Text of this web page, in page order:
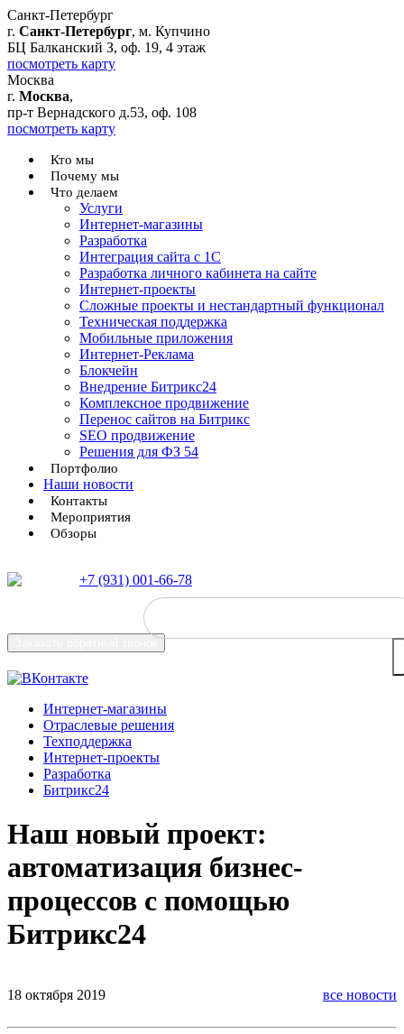
Санкт-Петербург
г. Санкт-Петербург, м. Купчино
БЦ Балканский З, оф. 19, 4 этаж
посмотреть карту
Москва
г. Москва,
пр-т Вернадского д.53, оф. 108
посмотреть карту
Кто мы
Почему мы
Что делаем
Услуги
Интернет-магазины
Разработка
Интеграция сайта с 1С
Разработка личного кабинета на сайте
Интернет-проекты
Сложные проекты и нестандартный функционал
Teхническая поддержка
Мобильные приложения
Интернет-Реклама
Блокчейн
Внедрение Битрикс24
Комплексное продвижение
Перенос сайтов на Битрикс
SEO продвижение
Решения для ФЗ 54
Портфолио
Наши новости
Контакты
Мероприятия
Обзоры
+7 (931) 001-66-78
Интернет-магазины
Отраслевые решения
Техподдержка
Интернет-проекты
Разработка
Битрикс24
Наш новый проект:
автоматизация бизнес-
процессов с помощью
Битрикс24
18 октября 2019 все новости